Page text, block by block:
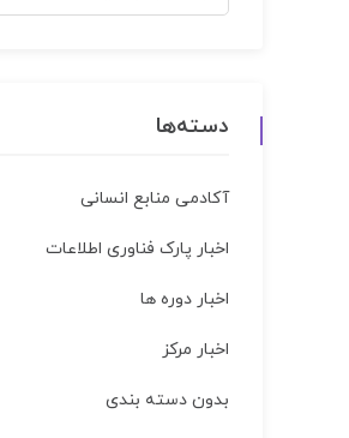
دسته‌ها
آکادمی منابع انسانی
اخبار پارک فناوری اطلاعات
اخبار دوره ها
اخبار مركز
بدون دسته بندی